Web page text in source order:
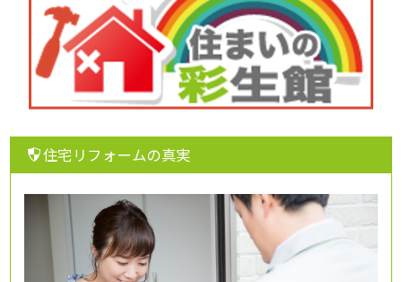
住宅リフォームの真実